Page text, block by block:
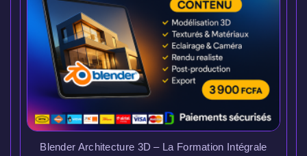
Blender Architecture 3D – La Formation Intégrale